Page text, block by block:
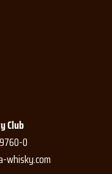
Club
0
whisky.com